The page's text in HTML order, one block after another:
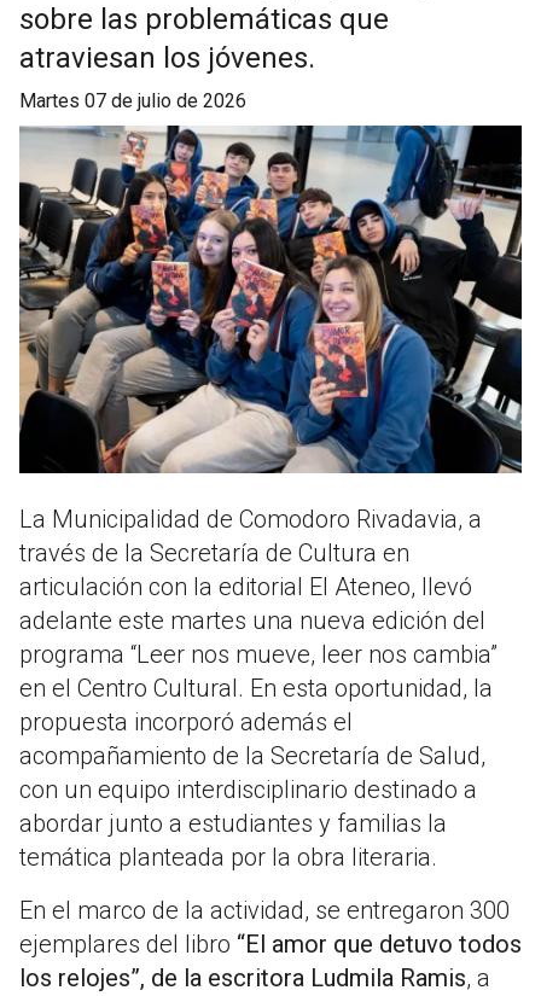
sobre las problemáticas que
atraviesan los jóvenes.
martes 07 de julio de 2026
La Municipalidad de Comodoro Rivadavia, a
través de la Secretaría de Cultura en
articulación con la editorial El Ateneo, llevó
adelante este martes una nueva edición del
programa “Leer nos mueve, leer nos cambia”
en el Centro Cultural. En esta oportunidad, la
propuesta incorporó además el
acompañamiento de la Secretaría de Salud,
con un equipo interdisciplinario destinado a
abordar junto a estudiantes y familias la
temática planteada por la obra literaria.
En el marco de la actividad, se entregaron 300
ejemplares del libro “El amor que detuvo todos
los relojes”, de la escritora Ludmila Ramis, a